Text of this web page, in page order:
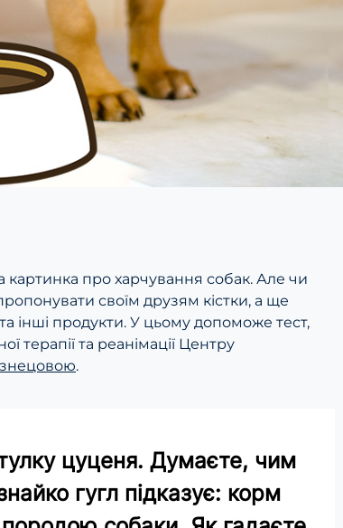
про харчування собак. Але чи
своїм друзям кістки, а ще
інші продукти. У цьому допоможе тест,
терапії та реанімації Центру
.